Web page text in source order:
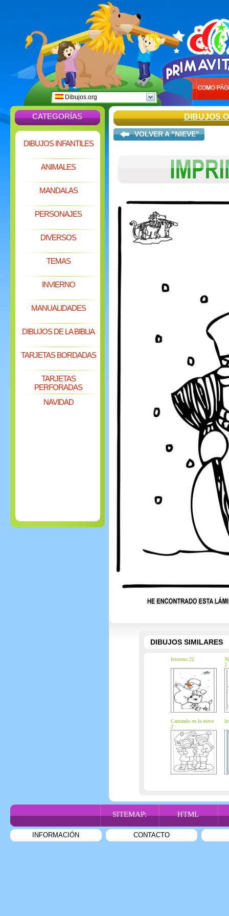
Dibujos.org
CATEGORÍAS
DIBUJOS INFANTILES
ANIMALES
MANDALAS
PERSONAJES
DIVERSOS
TEMAS
INVIERNO
MANUALIDADES
DIBUJOS DE LA BIBLIA
TARJETAS BORDADAS
TARJETAS
PERFORADAS
NAVIDAD
VOLVER A "NIEVE"
DIBUJOS SIMILARES
Invierno 22
2
Cantando en la nieve
2
SITEMAP: HTML
INFORMACIÓN CONTACTO